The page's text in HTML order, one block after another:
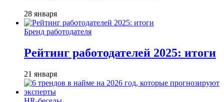
28 января
Бренд работодателя
Рейтинг работодателей 2025: итоги
21 января